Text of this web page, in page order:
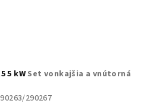
5 kWSet vonkajšia a vnútorná
290267